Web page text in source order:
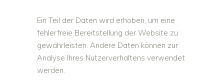
Ein Teil der Daten wird erhoben, um eine
fehlerfreie Bereitstellung der Website zu
gewährleisten. Andere Daten können zur
Analyse Ihres Nutzerverhaltens verwendet
werden.